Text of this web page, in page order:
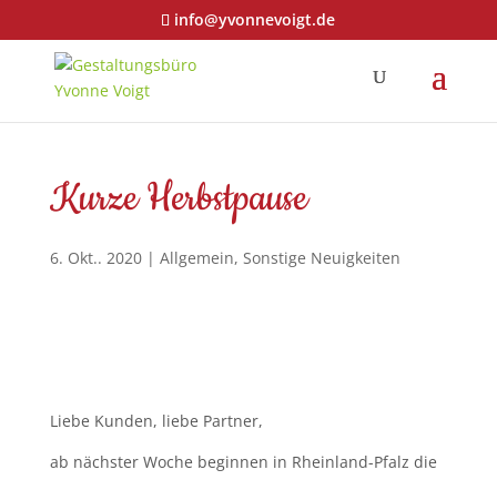
info@yvonnevoigt.de
Kurze Herbstpause
6. Okt.. 2020| Allgemein, Sonstige Neuigkeiten
Liebe Kunden, liebe Partner,
ab nächster Woche beginnen in Rheinland-Pfalz die